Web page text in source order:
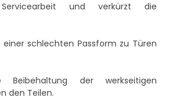
und verkürzt die
einer schlechten Passform zu Türen
Beibehaltung der werkseitigen
den Teilen.